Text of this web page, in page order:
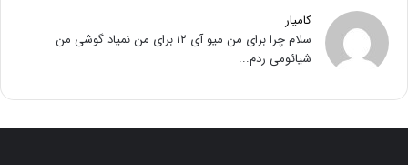
کامیار
سلام چرا برای من میو آی ۱۲ برای من نمیاد گوشی من
شیائومی ردم...